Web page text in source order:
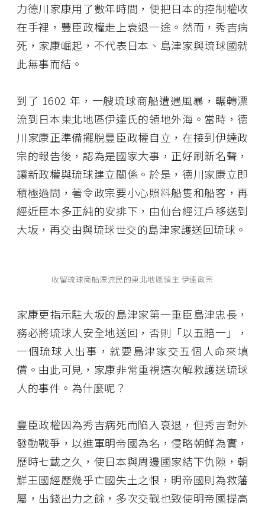
力德川家康用了數年時間，便把日本的控制權收
在手裡，豐臣政權走上衰退一途。然而，秀吉病
死，家康崛起，不代表日本、島津家與琉球國就
此無事而結。
到了 1602 年，一艘琉球商船遭遇風暴，輾轉漂
流到日本東北地區伊達氏的領地外海。當時，德
川家康正準備擺脫豐臣政權自立，在接到伊達政
宗的報告後，認為是國家大事，正好刷新名聲，
讓新政權與琉球建立關係。於是，德川家康立即
積極過問，著令政宗要小心照料船隻和船客，再
經近臣本多正純的安排下，由仙台經江戶移送到
大坂，再交由與琉球世交的島津家護送回琉球。
收留琉球商船漂流民的東北地區領主 伊達政宗
家康更指示駐大坂的島津家第一重臣島津忠長，
務必將琉球人安全地送回，否則「以五賠一」，
一個琉球人出事，就要島津家交五個人命來填
償。由此可見，家康非常重視這次解救護送琉球
人的事件。為什麼呢？
豐臣政權因為秀吉病死而陷入衰退，但秀吉對外
發動戰爭，以進軍明帝國為名，侵略朝鮮為實，
歷時七載之久，使日本與周邊國家結下仇隙，朝
鮮王國經歷幾乎亡國失土之恨，明帝國則為救藩
屬，出錢出力之餘，多次交戰也致使明帝國提高